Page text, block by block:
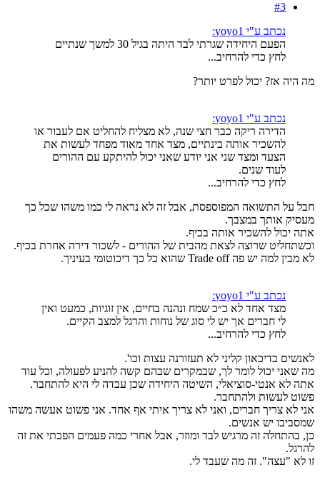
#3
נכתב ע"י yoyo1:
הפעם היחידה שגרתי לבד היתה בגיל 30 למשך שנתיים
לחץ כדי להרחיב...
מה היה אז? יכול לפרט יותר?
נכתב ע"י yoyo1:
הדירה ריקה כבר חצי שנה, לא מצליח להחליט אם לעבור או
להשכיר אותה בינתיים, מצד אחד מאוד מפחד לעשות את
הצעד ומצד שני אני יודע שאני יכול להיתקע עם ההורים
לעוד שנים.
לחץ כדי להרחיב...
חבל על התשואה המפוספסת, אבל זה לא נראה לי כמו משהו שכל כך
מעסיק אותך במצבך.
אתה יכול להשכיר אותה בכיף.
וכשתחליט שרוצה לצאת מהבית של ההורים - לשכור דירה אחרת בכיף.
לא מבין למה יש פה Trade off שהוא כל כך דיכוטומי בעיניך.
נכתב ע"י yoyo1:
מצד אחד לא כ״כ שמח ונהנה בחיים, אין זוגיות, כמעט ואין
לי חברים אך יש לי סוג של נוחות והרגל למצב הקיים.
לחץ כדי להרחיב...
לאנשים בדיכאון קליני לא תעזורנה עצות וכו'.
מה שאני יכול לומר לך, שבמקרים שבהם קשה להניע לפעולה, וכל עוד
אתה לא אנטי-סוציאלי, השיטה היחידה שכן עבדה לי היא להתחבר.
פשוט לעשות ולהתחבר.
אני לא צריך חברים, ואני לא צריך איתי אף אחד. אני פשוט אעשה משהו
שמסביבו יש אנשים.
כן, בהתחלה זה מרגיש לבד ומוזר, אבל אחרי כמה פעמים הפכתי את זה
להרגל.
זו לא "עצה". זה מה שעבד לי.